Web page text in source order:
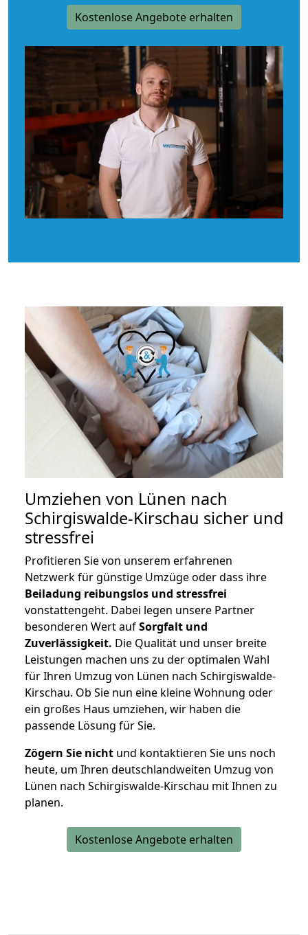
Kostenlose Angebote erhalten
Umziehen von Lünen nach
Schirgiswalde-Kirschau sicher und
stressfrei
Profitieren Sie von unserem erfahrenen
Netzwerk für günstige Umzüge oder dass ihre
Beiladung reibungslos und stressfrei
vonstattengeht. Dabei legen unsere Partner
besonderen Wert aufSorgfalt und
Zuverlässigkeit. Die Qualität und unser breite
Leistungen machen uns zu der optimalen Wahl
für Ihren Umzug von Lünen nach Schirgiswalde-
Kirschau. Ob Sie nun eine kleine Wohnung oder
ein großes Haus umziehen, wir haben die
passende Lösung für Sie.
Zögern Sie nicht und kontaktieren Sie uns noch
heute, um Ihren deutschlandweiten Umzug von
Lünen nach Schirgiswalde-Kirschau mit Ihnen zu
planen.
Kostenlose Angebote erhalten